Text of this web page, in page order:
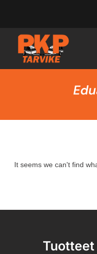
It seems we can't find